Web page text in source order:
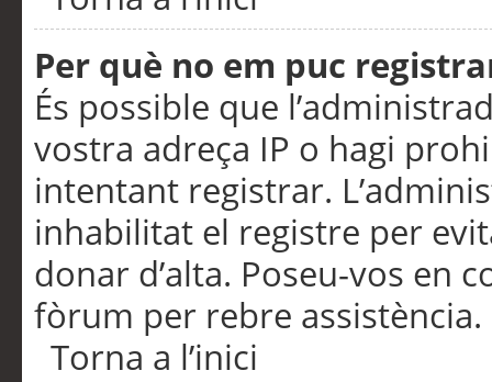
Per què no em puc
És possible que
vostra adreça IP o hagi
intentant registrar.
inhabilitat el registre per
donar d’alta. Poseu-vos en
fòrum per rebre assistència.
Torna a l’inici